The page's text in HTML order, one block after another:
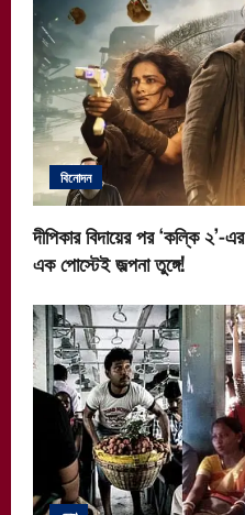
বিনোদন
দীপিকার বিদায়ের পর ‘কল্কি ২’-
এক পোস্টেই জল্পনা তুঙ্গে!